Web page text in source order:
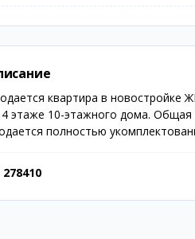
квартира в новостройке
этаже 10-этажного дома. Общая
полностью
278410